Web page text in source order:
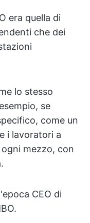
era quella di
che dei
lo stesso
se
come un
i lavoratori a
mezzo, con
CEO di